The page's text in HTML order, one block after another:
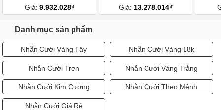
Giá: 9.932.028₫ Giá: 13.278.014₫
Danh mục sản phẩm
Nhẫn Cưới Vàng Tây Nhẫn Cưới Vàng 18k
Nhẫn Cưới Trơn Nhẫn Cưới Vàng Trắng
Nhẫn Cưới Kim Cương Nhẫn Cưới Theo Mệnh
Nhẫn Cưới Giá Rẻ